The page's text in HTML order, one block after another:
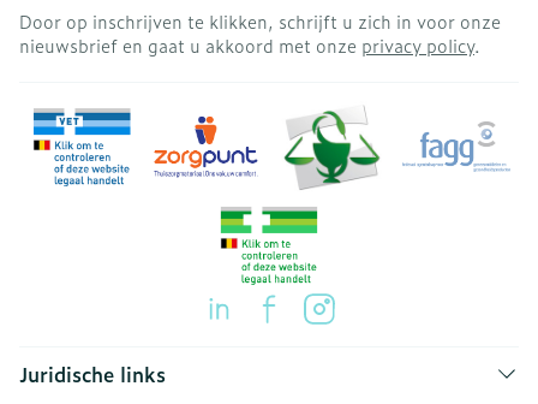
Door op inschrijven te klikken, schrijft u zich in voor onze
nieuwsbrief en gaat u akkoord met onze privacy policy.
Juridische links